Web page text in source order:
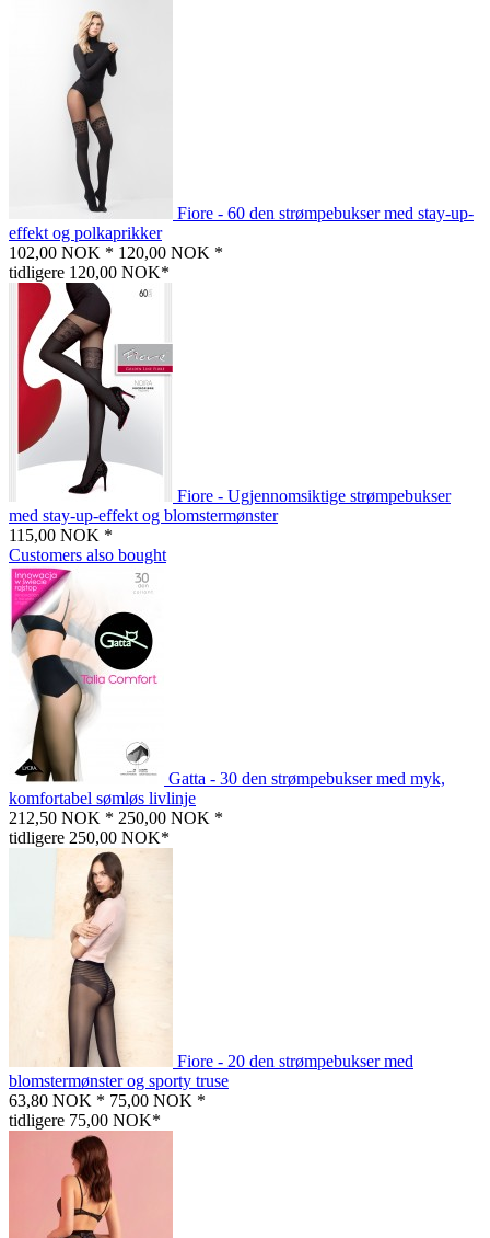
Fiore - 60 den strømpebukser med stay-up-
effekt og polkaprikker
102,00 NOK * 120,00 NOK *
tidligere 120,00 NOK*
Fiore - Ugjennomsiktige strømpebukser
med stay-up-effekt og blomstermønster
115,00 NOK *
Customers also bought
Gatta - 30 den strømpebukser med myk,
komfortabel sømløs livlinje
212,50 NOK * 250,00 NOK *
tidligere 250,00 NOK*
Fiore - 20 den strømpebukser med
blomstermønster og sporty truse
63,80 NOK * 75,00 NOK *
tidligere 75,00 NOK*